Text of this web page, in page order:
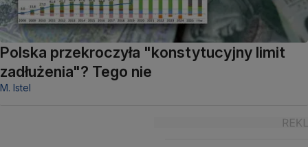
Polska przekroczyła "konstytucyjny limit
zadłużenia"? Tego nie
M. Istel